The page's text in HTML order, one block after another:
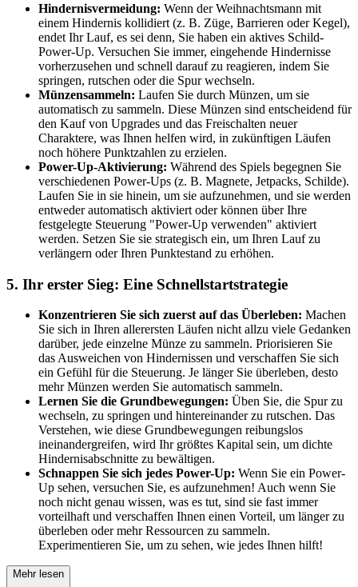
Hindernisvermeidung: Wenn der Weihnachtsmann mit
einem Hindernis kollidiert (z. B. Züge, Barrieren oder Kegel),
endet Ihr Lauf, es sei denn, Sie haben ein aktives Schild-
Power-Up. Versuchen Sie immer, eingehende Hindernisse
vorherzusehen und schnell darauf zu reagieren, indem Sie
springen, rutschen oder die Spur wechseln.
Münzensammeln: Laufen Sie durch Münzen, um sie
automatisch zu sammeln. Diese Münzen sind entscheidend für
den Kauf von Upgrades und das Freischalten neuer
Charaktere, was Ihnen helfen wird, in zukünftigen Läufen
noch höhere Punktzahlen zu erzielen.
Power-Up-Aktivierung: Während des Spiels begegnen Sie
verschiedenen Power-Ups (z. B. Magnete, Jetpacks, Schilde).
Laufen Sie in sie hinein, um sie aufzunehmen, und sie werden
entweder automatisch aktiviert oder können über Ihre
festgelegte Steuerung "Power-Up verwenden" aktiviert
werden. Setzen Sie sie strategisch ein, um Ihren Lauf zu
verlängern oder Ihren Punktestand zu erhöhen.
5. Ihr erster Sieg: Eine Schnellstartstrategie
Konzentrieren Sie sich zuerst auf das Überleben: Machen
Sie sich in Ihren allerersten Läufen nicht allzu viele Gedanken
darüber, jede einzelne Münze zu sammeln. Priorisieren Sie
das Ausweichen von Hindernissen und verschaffen Sie sich
ein Gefühl für die Steuerung. Je länger Sie überleben, desto
mehr Münzen werden Sie automatisch sammeln.
Lernen Sie die Grundbewegungen: Üben Sie, die Spur zu
wechseln, zu springen und hintereinander zu rutschen. Das
Verstehen, wie diese Grundbewegungen reibungslos
ineinandergreifen, wird Ihr größtes Kapital sein, um dichte
Hindernisabschnitte zu bewältigen.
Schnappen Sie sich jedes Power-Up: Wenn Sie ein Power-
Up sehen, versuchen Sie, es aufzunehmen! Auch wenn Sie
noch nicht genau wissen, was es tut, sind sie fast immer
vorteilhaft und verschaffen Ihnen einen Vorteil, um länger zu
überleben oder mehr Ressourcen zu sammeln.
Experimentieren Sie, um zu sehen, wie jedes Ihnen hilft!
Mehr lesen